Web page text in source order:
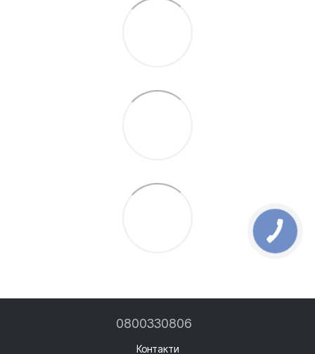
0800330806
Контакти